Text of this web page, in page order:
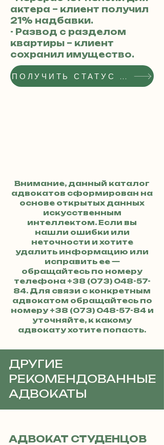
актера – клиент получил
21% надбавки.
- Развод с разделом
квартиры – клиент
сохранил имущество.
ПОЛУЧИТЬ СТАТУС РЕКОМЕНДОВАННОГО АДВОКАТА
Внимание, данный каталог
адвокатов сформирован на
основе открытых данных
искусственным
интеллектом. Если вы
нашли ошибки или
неточности и хотите
удалить информацию или
исправить ее —
обращайтесь по номеру
телефона +38 (073) 048-57-
84. Для связи с конкретным
адвокатом обращайтесь по
номеру +38 (073) 048-57-84и
уточняйте, к какому
адвокату хотите попасть.
ДРУГИЕ
РЕКОМЕНДОВАННЫЕ
АДВОКАТЫ
АДВОКАТ СТУДЕНЦОВ